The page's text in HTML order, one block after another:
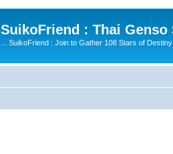
SuikoFriend : Thai Genso
... SuikoFriend : Join to Gather 108 Stars of